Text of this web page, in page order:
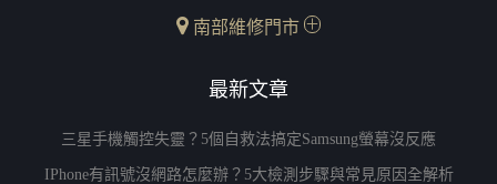
南部維修門市
最新文章
三星手機觸控失靈？5個自救法搞定Samsung螢幕沒反應
IPhone有訊號沒網路怎麼辦？5大檢測步驟與常見原因全解析